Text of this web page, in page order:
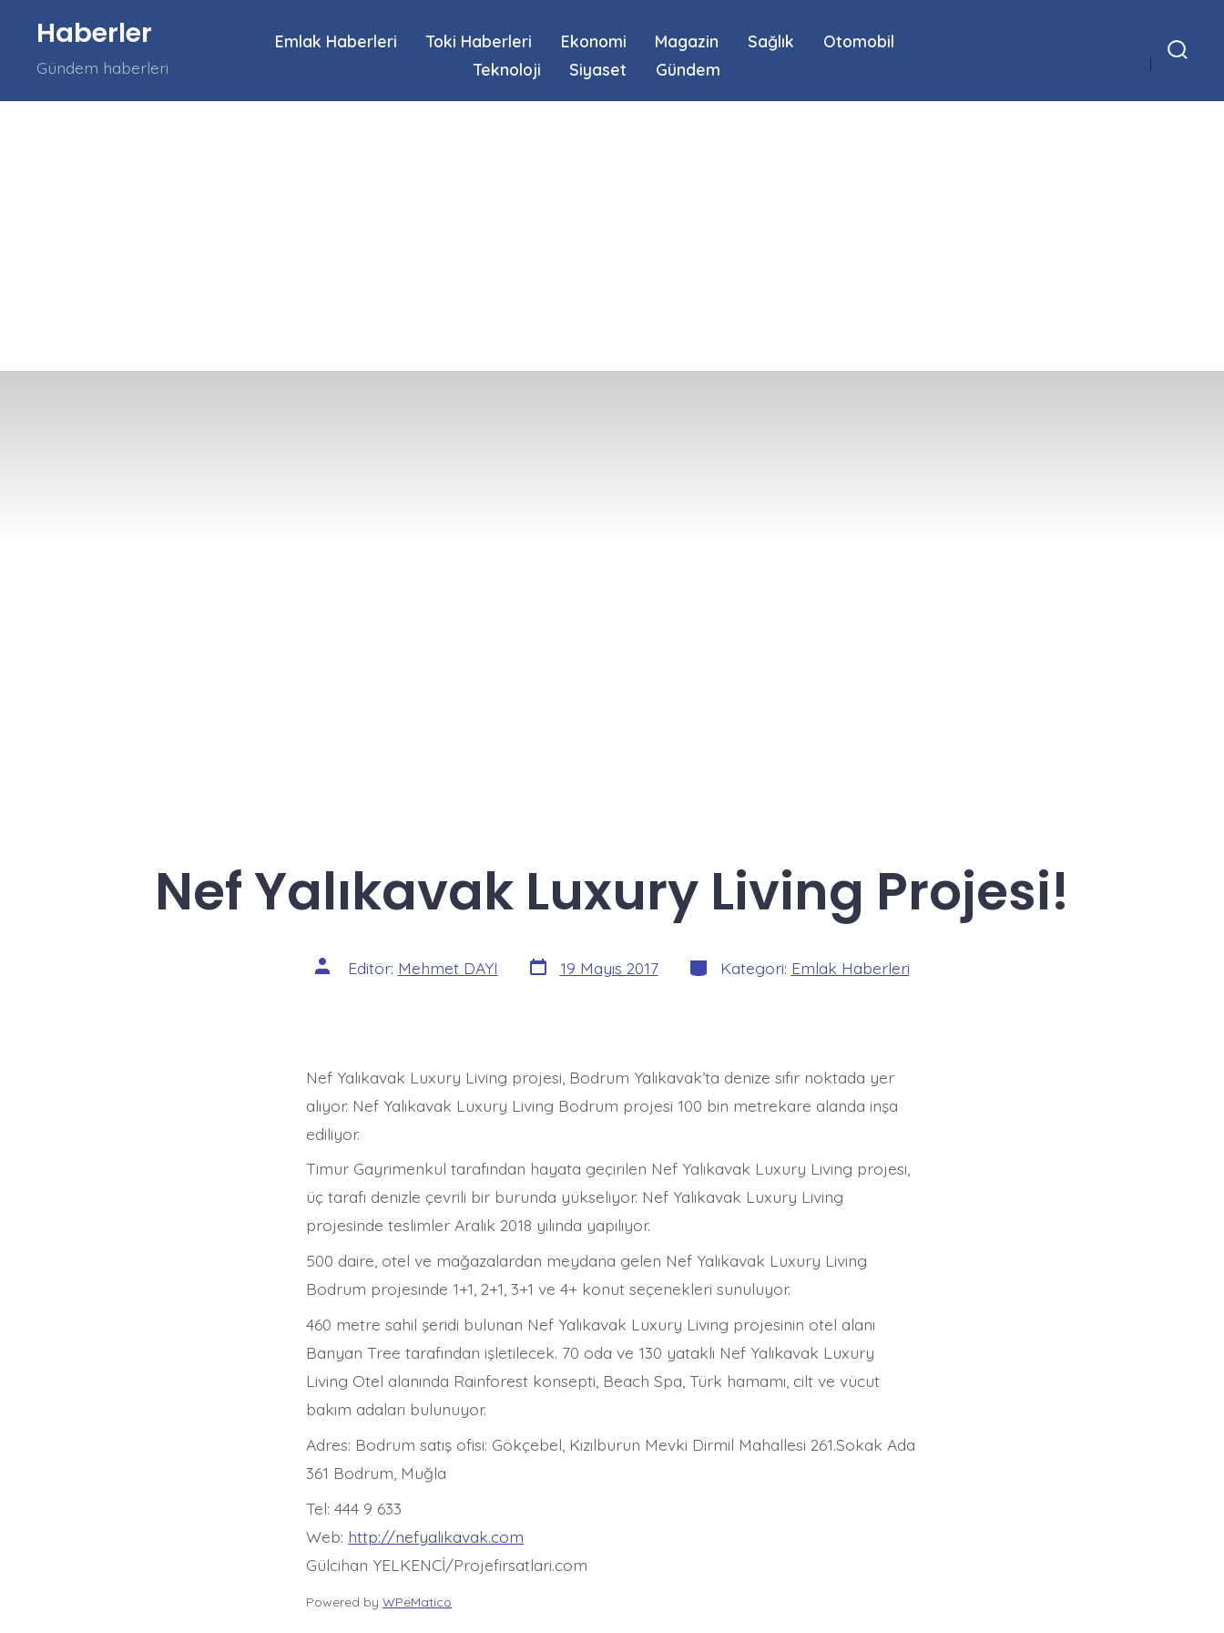
Arama
Göster/Gizle
Haberler
Gündem haberleri
Emlak Haberleri Toki Haberleri Ekonomi Magazin Sağlık
Otomobil
Teknoloji
Siyaset Gündem
Nef Yalıkavak Luxury Living Projesi!
Yazının
yazarı
Editör: Mehmet DAYI Yazı
tarihi
19 Mayıs 2017 Kategoriler
Kategori: Emlak Haberleri
Nef Yalıkavak Luxury Living projesi, Bodrum Yalıkavak’ta denize sıfır noktada yer
alıyor. Nef Yalıkavak Luxury Living Bodrum projesi 100 bin metrekare alanda inşa
ediliyor.
Timur Gayrimenkul tarafından hayata geçirilen Nef Yalıkavak Luxury Living projesi,
üç tarafı denizle çevrili bir burunda yükseliyor. Nef Yalıkavak Luxury Living
projesinde teslimler Aralık 2018 yılında yapılıyor.
500 daire, otel ve mağazalardan meydana gelen Nef Yalıkavak Luxury Living
Bodrum projesinde 1+1, 2+1, 3+1 ve 4+ konut seçenekleri sunuluyor.
460 metre sahil şeridi bulunan Nef Yalıkavak Luxury Living projesinin otel alanı
Banyan Tree tarafından işletilecek. 70 oda ve 130 yataklı Nef Yalıkavak Luxury
Living Otel alanında Rainforest konsepti, Beach Spa, Türk hamamı, cilt ve vücut
bakım adaları bulunuyor.
Adres: Bodrum satış ofisi: Gökçebel, Kızılburun Mevki Dirmil Mahallesi 261.Sokak Ada
361 Bodrum, Muğla
Tel: 444 9 633
Web: http://nefyalikavak.com
Gülcihan YELKENCİ/Projefirsatlari.com
Powered by WPeMatico